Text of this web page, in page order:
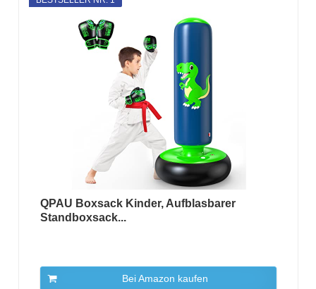
QPAU Boxsack Kinder, Aufblasbarer
Standboxsack...
Bei Amazon kaufen